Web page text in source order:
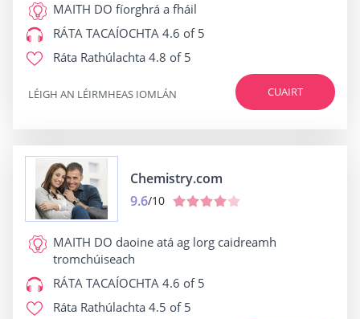
MAITH DO fíorghrá a fháil
RÁTA TACAÍOCHTA 4.6 of 5
Ráta Rathúlachta 4.8 of 5
CUAIRT
LÉIGH AN LÉIRMHEAS IOMLÁN
Chemistry.com
9.6/10
MAITH DO daoine atá ag lorg caidreamh
tromchúiseach
RÁTA TACAÍOCHTA 4.6 of 5
Ráta Rathúlachta 4.5 of 5